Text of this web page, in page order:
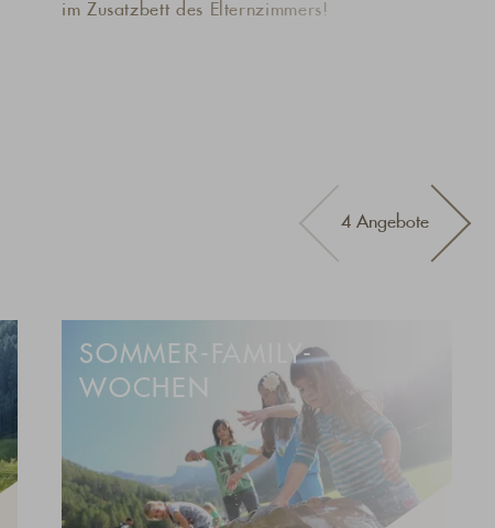
im Zusatzbett des Elternzimmers!
4 Angebote
SOMMER-FAMILY-
WOCHEN